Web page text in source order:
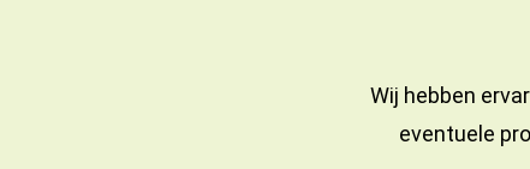
Wij hebben
eventuele